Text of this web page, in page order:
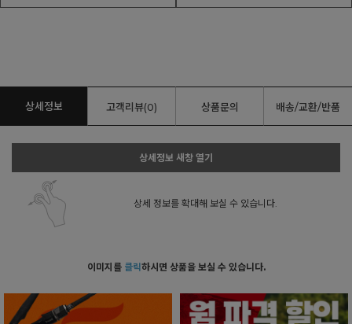
상세정보 고객리뷰(0) 상품문의 배송/교환/반품
상세정보 새창 열기
상세 정보를 확대해 보실 수 있습니다.
이미지를 클릭하시면 상품을 보실 수 있습니다.